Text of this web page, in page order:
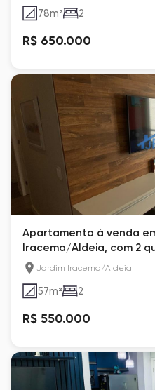
78m² 2
R$ 650.000
Apartamento à venda
Iracema/Aldeia, com 2
Jardim Iracema/Aldeia
57m² 2
R$ 550.000